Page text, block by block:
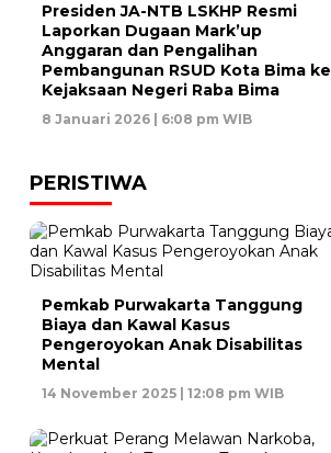
Presiden JA-NTB LSKHP Resmi
Laporkan Dugaan Mark’up
Anggaran dan Pengalihan
Pembangunan RSUD Kota Bima ke
Kejaksaan Negeri Raba Bima
8 Januari 2026 | 6:08 pm WIB
PERISTIWA
Pemkab Purwakarta Tanggung
Biaya dan Kawal Kasus
Pengeroyokan Anak Disabilitas
Mental
14 November 2025 | 12:08 pm WIB